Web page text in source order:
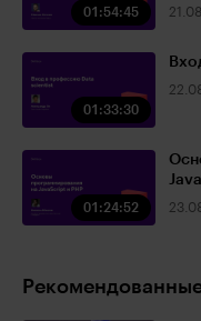
01:54:45
01:33:30
01:24:52